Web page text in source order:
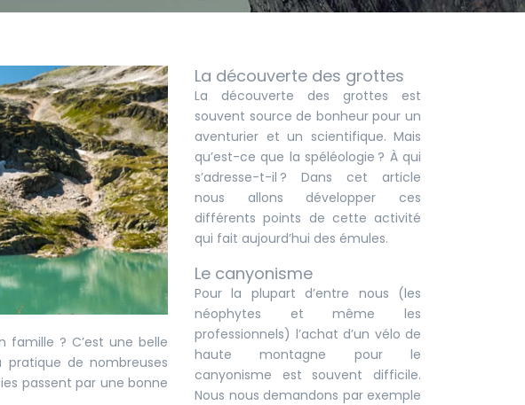
famille ? C’est une belle
de nombreuses
passent par une bonne
La découverte des grottes
La découverte des grottes est
souvent source de bonheur pour un
aventurier et un scientifique. Mais
qu’est-ce que la spéléologie ? À qui
s’adresse-t-il ? Dans cet article
nous allons développer ces
différents points de cette activité
qui fait aujourd’hui des émules.
Le canyonisme
Pour la plupart d’entre nous (les
néophytes et même les
professionnels) l’achat d’un vélo de
haute montagne pour le
canyonisme est souvent difficile.
Nous nous demandons par exemple